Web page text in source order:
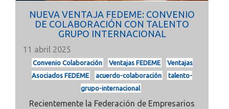
NUEVA VENTAJA FEDEME: CONVENIO
DE COLABORACIÓN CON TALENTO
GRUPO INTERNACIONAL
11 abril 2025
Convenio Colaboración Ventajas FEDEME
Ventajas
Asociados FEDEME
acuerdo-colaboración
talento-
grupo-internacional
Recientemente la Federación de Empresarios